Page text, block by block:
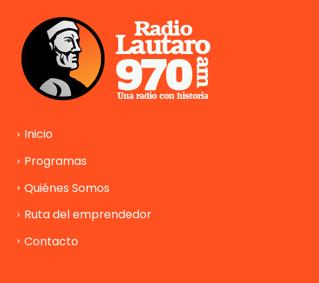
Inicio
Programas
Quiénes Somos
Ruta del emprendedor
Contacto